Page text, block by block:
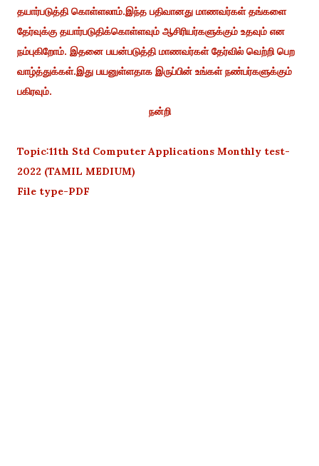
தயார்படுத்தி கொள்ளலாம்.இந்த பதிவானது மாணவர்கள் தங்களை
தேர்வுக்கு தயார்படுதிக்கொள்ளவும் ஆசிரியர்களுக்கும் உதவும் என
நம்புகிறோம். இதனை பயன்படுத்தி மாணவர்கள் தேர்வில் வெற்றி பெற
வாழ்த்துக்கள்.இது பயனுள்ளதாக இருப்பின் உங்கள் நண்பர்களுக்கும்
பகிரவும்.
நன்றி
Topic:11th Std Computer Applications Monthly test-
2022 (TAMIL MEDIUM)
File type-PDF